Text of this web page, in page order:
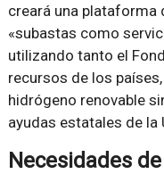
creará una plataforma
«subastas como
utilizando tanto el
recursos de los
hidrógeno renovable
ayudas estatales de la
Necesidades